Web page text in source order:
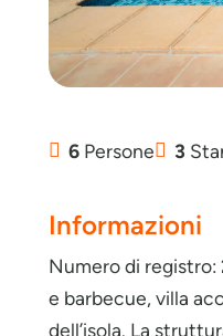
6 Persone 3
Informazioni
Numero di registro:
e barbecue, villa
dell’isola. La